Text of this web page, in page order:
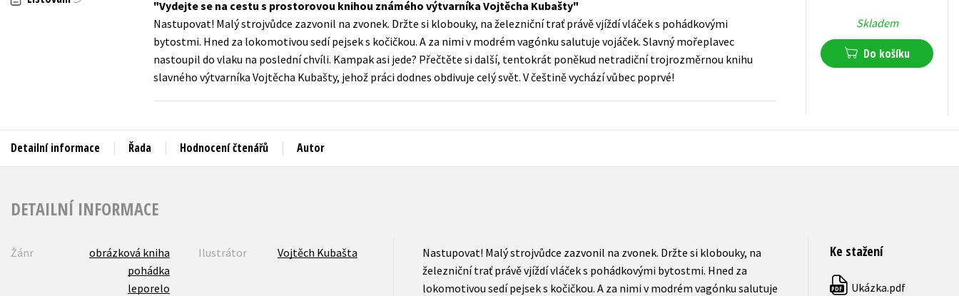
Auto - moto
Jazyky
Kariéra a osobní rozvoj
Populárně - naučná pro dospělé
Populárně - naučné pro děti
Předškoláci
Příroda a zahrada
Young adult (SK)
Zahraniční literatura
Zdraví a životní styl
Všechny tituly
Vydejte se na cestu s prostorovou knihou známého výtvarníka Vojtěcha Kubašty
Nastupovat! Malý strojvůdce zazvonil na zvonek. Držte si klobouky, na železniční trať právě vjíždí vláček s pohádkovými
bytostmi. Hned za lokomotivou sedí pejsek s kočičkou. A za nimi v modrém vagónku salutuje vojáček. Slavný mořeplavec
nastoupil do vlaku na poslední chvíli. Kampak asi jede? Přečtěte si další, tentokrát poněkud netradiční trojrozměrnou knihu
slavného výtvarníka Vojtěcha Kubašty, jehož práci dodnes obdivuje celý svět. V češtině vychází vůbec poprvé!
Skladem
Do košíku
Detailní informace Řada Hodnocení čtenářů Autor
DETAILNÍ INFORMACE
Žánr
obrázková kniha
pohádka
leporelo
Ilustrátor Vojtěch Kubašta
Nastupovat! Malý strojvůdce zazvonil na zvonek. Držte si klobouky, na
železniční trať právě vjíždí vláček s pohádkovými bytostmi. Hned za
lokomotivou sedí pejsek s kočičkou. A za nimi v modrém vagónku salutuje
Ke stažení
PDF Ukázka.pdf